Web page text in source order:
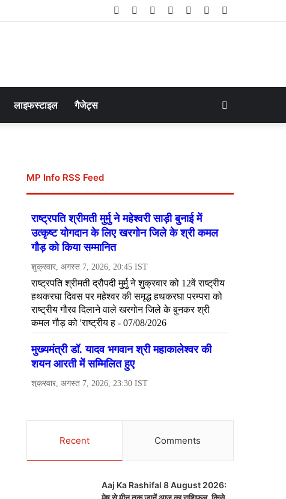
Telegram
Instagram
YouTube
LinkedIn
Twitter
Facebook
लाइफस्टाइल गैजेट्स
MP Info RSS Feed
Recent Comments
Aaj Ka Rashifal 8 August 2026: